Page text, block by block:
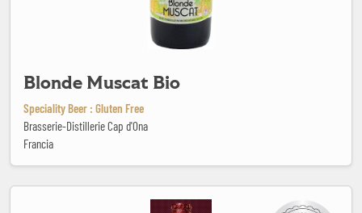
Blonde Muscat Bio
Speciality Beer : Gluten Free
Brasserie-Distillerie Cap d'Ona
Francia